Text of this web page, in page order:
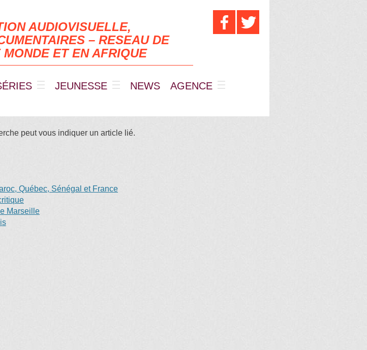
AUDIOVISUELLE,
– RESEAU DE
ET EN AFRIQUE
JEUNESSE NEWS AGENCE
peut vous indiquer un article lié.
Québec, Sénégal et France
Marseille